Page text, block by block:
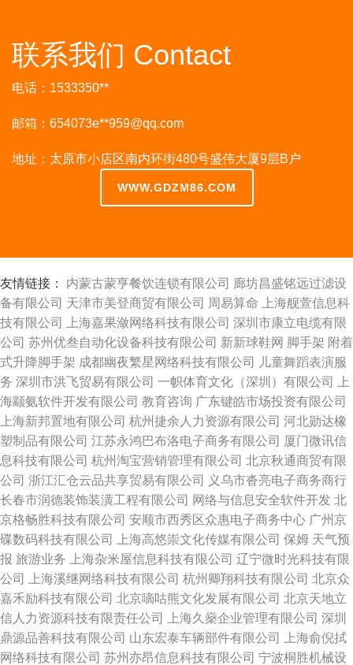
联系我们 Contact
电话：1533350**
邮箱：654073e**959@qq.com
地址：太原市小店区南内环街480号盛伟大厦9层B户
WWW.GDZM86.COM
友情链接： 内蒙古蒙亨餐饮连锁有限公司 廊坊昌盛铭远过滤设
备有限公司 天津市美登商贸有限公司 周易算命
上海舰萱信息科
技有限公司
上海嘉果潋网络科技有限公司 深圳市康立电缆有限
公司 苏州优叁自动化设备科技有限公司 新新球鞋网 脚手架 附着
式升降脚手架 成都幽夜繁星网络科技有限公司
儿童舞蹈表演服
务 深圳市洪飞贸易有限公司 一帜体育文化（深圳）有限公司
上
海颛氨软件开发有限公司 教育咨询 广东键皓市场投资有限公司
上海新邦置地有限公司 杭州捷余人力资源有限公司 河北勋达橡
塑制品有限公司 江苏永鸿巴布洛电子商务有限公司 厦门微讯信
息科技有限公司 杭州淘宝营销管理有限公司 北京秋通商贸有限
公司 浙江汇仓云品共享贸易有限公司
义乌市沓亮电子商务商行
长春市润德装饰装潢工程有限公司 网络与信息安全软件开发 北
京格畅胜科技有限公司 安顺市西秀区众惠电子商务中心 广州京
碟数码科技有限公司
上海高悠崇文化传媒有限公司 保姆 天气预
报 旅游业务 上海杂米屋信息科技有限公司 辽宁微时光科技有限
公司
上海溪继网络科技有限公司 杭州卿翔科技有限公司 北京众
嘉禾励科技有限公司 北京嘀咕熊文化发展有限公司 北京天地立
信人力资源科技有限责任公司
上海久燊企业管理有限公司 深圳
鼎源品善科技有限公司 山东宏泰车辆部件有限公司
上海俞倪拭
网络科技有限公司 苏州亦昂信息科技有限公司 宁波桐胜机械设